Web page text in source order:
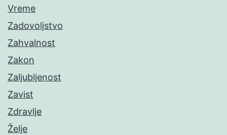
Vreme
Zadovoljstvo
Zahvalnost
Zakon
Zaljubljenost
Zavist
Zdravlje
Želje